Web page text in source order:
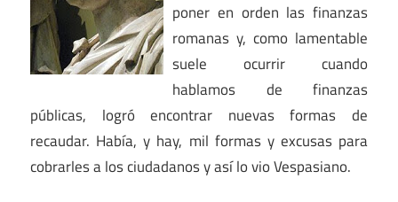
poner en orden las finanzas
romanas y, como lamentable
suele ocurrir cuando
hablamos de finanzas
públicas, logró encontrar nuevas formas de
recaudar. Había, y hay, mil formas y excusas para
cobrarles a los ciudadanos y así lo vio Vespasiano.